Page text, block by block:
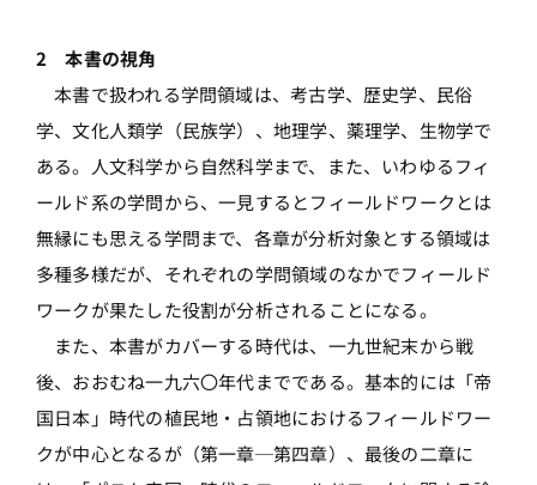
2 本書の視角
本書で扱われる学問領域は、考古学、歴史学、民俗
学、文化人類学（民族学）、地理学、薬理学、生物学で
ある。人文科学から自然科学まで、また、いわゆるフィ
ールド系の学問から、一見するとフィールドワークとは
無縁にも思える学問まで、各章が分析対象とする領域は
多種多様だが、それぞれの学問領域のなかでフィールド
ワークが果たした役割が分析されることになる。
また、本書がカバーする時代は、一九世紀末から戦
後、おおむね一九六〇年代までである。基本的には「帝
国日本」時代の植民地・占領地におけるフィールドワー
クが中心となるが（第一章─第四章）、最後の二章に